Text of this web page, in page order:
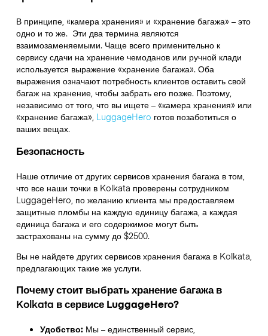
В принципе, «камера хранения» и «хранение багажа» – это
одно и то же. Эти два термина являются
взаимозаменяемыми. Чаще всего применительно к
сервису сдачи на хранение чемоданов или ручной клади
используется выражение «хранение багажа». Оба
выражения означают потребность клиентов оставить свой
багаж на хранение, чтобы забрать его позже. Поэтому,
независимо от того, что вы ищете – «камера хранения» или
«хранение багажа»,LuggageHero готов позаботиться о
ваших вещах.
Безопасность
Наше отличие от других сервисов хранения багажа в том,
чтовсе наши точки в Kolkata проверены сотрудником
LuggageHero, по желанию клиента мы предоставляем
защитные пломбы на каждую единицу багажа, а каждая
единица багажа и его содержимое могут быть
застрахованы на сумму до $2500.
Вы не найдете других сервисов хранения багажа в Kolkata
предлагающих такие же услуги.
Почему стоит выбрать хранение багажа в
Kolkata в сервисе LuggageHero?
Удобство: Мы – единственный сервис,